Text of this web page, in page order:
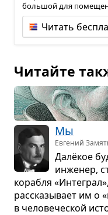
большой для
Читать
Читайте
Мы
Евгений
Далёкое
инже­нер,
корабля
рас­ска­зы­вает им о
в чело­ве­че­ской